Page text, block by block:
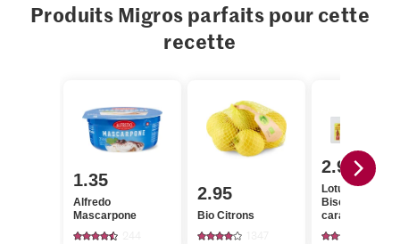
Produits Migros parfaits pour cette
recette
1.35
Alfredo
Mascarpone
2.95
Bio Citrons
2.95
Lotus Biscoff
Biscuits au
caramel